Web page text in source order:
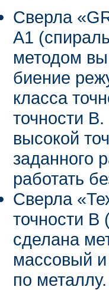
Сверла
A1
методом
биение
класса
точности
высокой
заданного
работать
Сверла
точности B
сделана
массовый
по металлу.